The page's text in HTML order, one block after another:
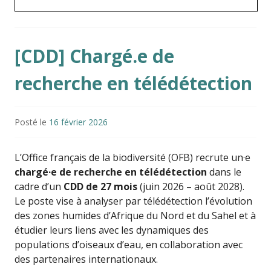
[CDD] Chargé.e de
recherche en télédétection
Posté le 16 février 2026
L’Office français de la biodiversité (OFB) recrute un·e
chargé·e de recherche en télédétection dans le
cadre d’un CDD de 27 mois(juin 2026 – août 2028).
Le poste vise à analyser par télédétection l’évolution
des zones humides d’Afrique du Nord et du Sahel et à
étudier leurs liens avec les dynamiques des
populations d’oiseaux d’eau, en collaboration avec
des partenaires internationaux.